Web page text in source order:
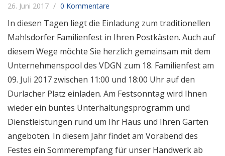
26. Juni 2017 0 Kommentare
In diesen Tagen liegt die Einladung zum traditionellen
Mahlsdorfer Familienfest in Ihren Postkästen. Auch auf
diesem Wege möchte Sie herzlich gemeinsam mit dem
Unternehmenspool des VDGN zum 18. Familienfest am
09. Juli 2017 zwischen 11:00 und 18:00 Uhr auf den
Durlacher Platz einladen. Am Festsonntag wird Ihnen
wieder ein buntes Unterhaltungsprogramm und
Dienstleistungen rund um Ihr Haus und Ihren Garten
angeboten. In diesem Jahr findet am Vorabend des
Festes ein Sommerempfang für unser Handwerk ab